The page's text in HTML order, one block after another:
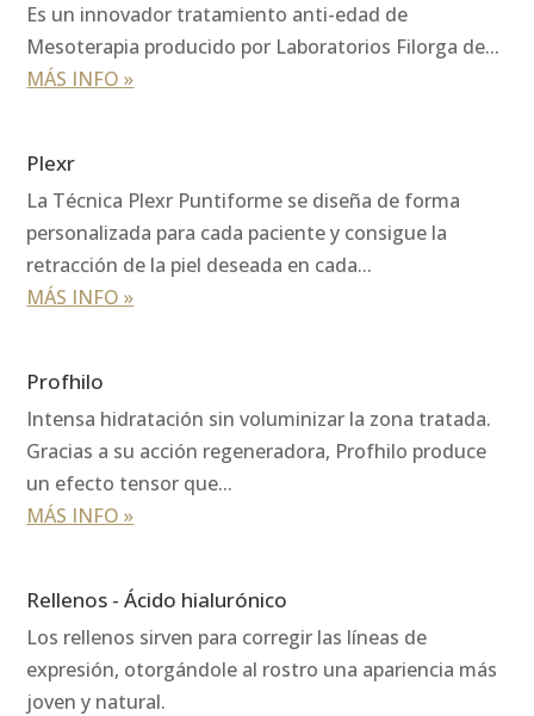
Es un innovador tratamiento anti-edad de
Mesoterapia producido por Laboratorios Filorga de...
MÁS INFO »
Plexr
La Técnica Plexr Puntiforme se diseña de forma
personalizada para cada paciente y consigue la
retracción de la piel deseada en cada...
MÁS INFO »
Profhilo
Intensa hidratación sin voluminizar la zona tratada.
Gracias a su acción regeneradora, Profhilo produce
un efecto tensor que...
MÁS INFO »
Rellenos - Ácido hialurónico
Los rellenos sirven para corregir las líneas de
expresión, otorgándole al rostro una apariencia más
joven y natural.